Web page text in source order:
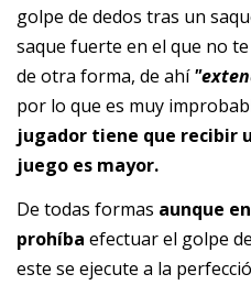
golpe de dedos tras un
saque fuerte en el que no
de otra forma, de ahí
por lo que es muy
jugador tiene que recibir
juego es mayor.
De todas formas aunque
prohíba efectuar el golpe
este se ejecute a la